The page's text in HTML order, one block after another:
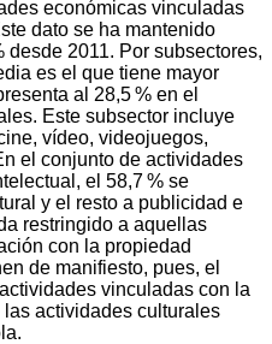
económicas vinculadas
dato se ha mantenido
desde 2011. Por subsectores,
es el que tiene mayor
al 28,5 % en el
Este subsector incluye
vídeo, videojuegos,
el conjunto de actividades
el 58,7 % se
y el resto a publicidad e
restringido a aquellas
con la propiedad
de manifiesto, pues, el
vinculadas con la
actividades culturales